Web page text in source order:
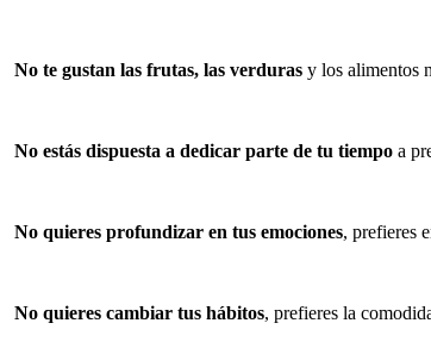
No te gustan las frutas, las verduras y los alimentos
No estás dispuesta a dedicar parte de tu tiempo a
No quieres profundizar en tus emociones, prefieres
No quieres cambiar tus hábitos, prefieres la